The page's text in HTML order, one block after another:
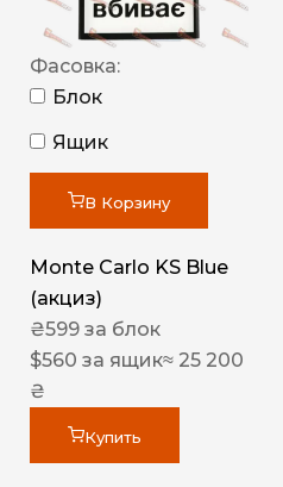
Фасовка:
Блок
Ящик
В Корзину
Monte Carlo KS Blue
(акциз)
₴599 за блок
$560 за ящик≈ 25 200
₴
Купить